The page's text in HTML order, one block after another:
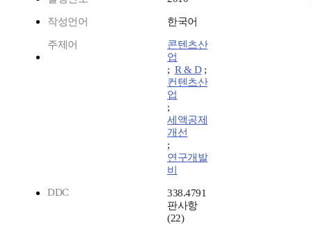
작성언어 한국어
주제어
콘텐츠산
업
; R & D;
컨텐츠산
업
;
세액공제
개선
;
연구개발
비
DDC
338.4791
판사항
(22)